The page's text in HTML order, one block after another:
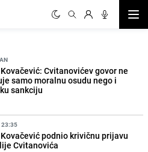
Cvitanovićev govor ne
samo moralnu osudu nego i
sankciju
23:35
podnio krivičnu prijavu
Cvitanovića